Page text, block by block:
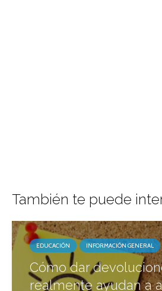
También te puede
EDUCACIÓN INFORMACIÓN GENERAL
Cómo dar
realmente ayudan a